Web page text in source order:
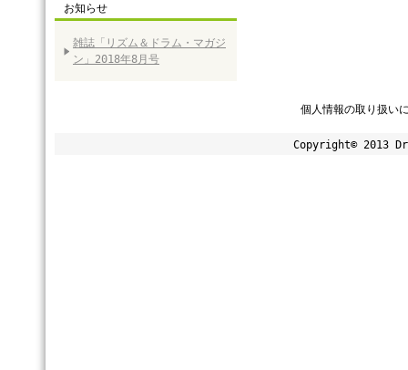
お知らせ
雑誌「リズム＆ドラム・マガジ
ン」2018年8月号
個人情報の取り扱い
Copyright© 2013